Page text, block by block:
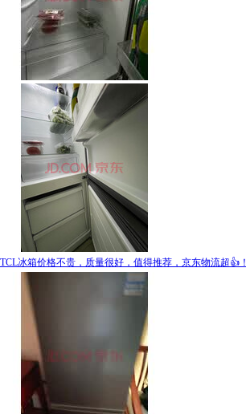
TCL冰箱价格不贵，质量很好，值得推荐，京东物流超👍！